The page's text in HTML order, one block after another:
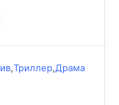
,Триллер,Драма